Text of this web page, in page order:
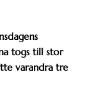
togs till stor
varandra tre